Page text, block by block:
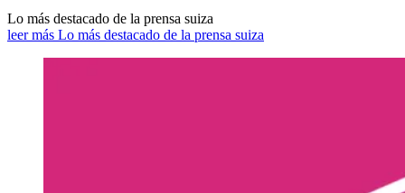
Lo más destacado de la prensa suiza
leer más Lo más destacado de la prensa suiza